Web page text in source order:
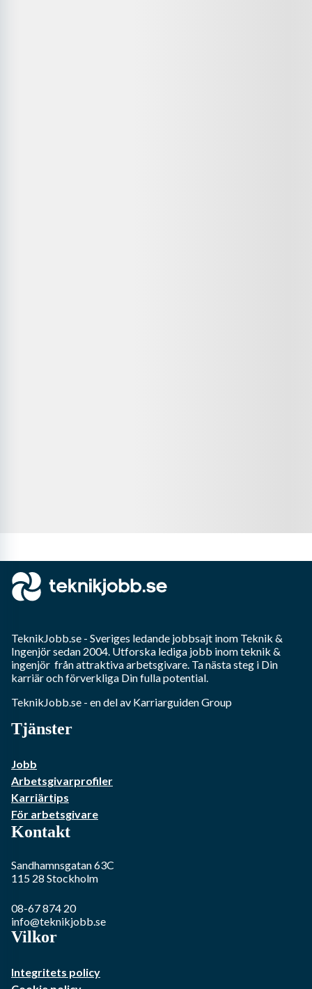
TeknikJobb.se - Sveriges ledande jobbsajt inom Teknik &
Ingenjörsedan 2004. Utforska lediga jobb inomteknik &
ingenjör från attraktiva arbetsgivare. Ta nästa steg i Din
karriär och förverkliga Din fulla potential.
TeknikJobb.se - en del av Karriarguiden Group
Tjänster
Jobb
Arbetsgivarprofiler
Karriärtips
För arbetsgivare
Kontakt
Sandhamnsgatan 63C
115 28 Stockholm
08-67 874 20
info@teknikjobb.se
Vilkor
Integritets policy